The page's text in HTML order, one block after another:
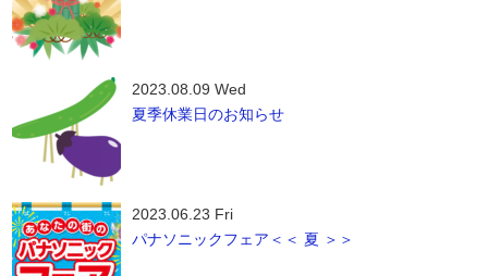
2023.08.09 Wed
夏季休業日のお知らせ
2023.06.23 Fri
パナソニックフェア＜＜ 夏 ＞＞